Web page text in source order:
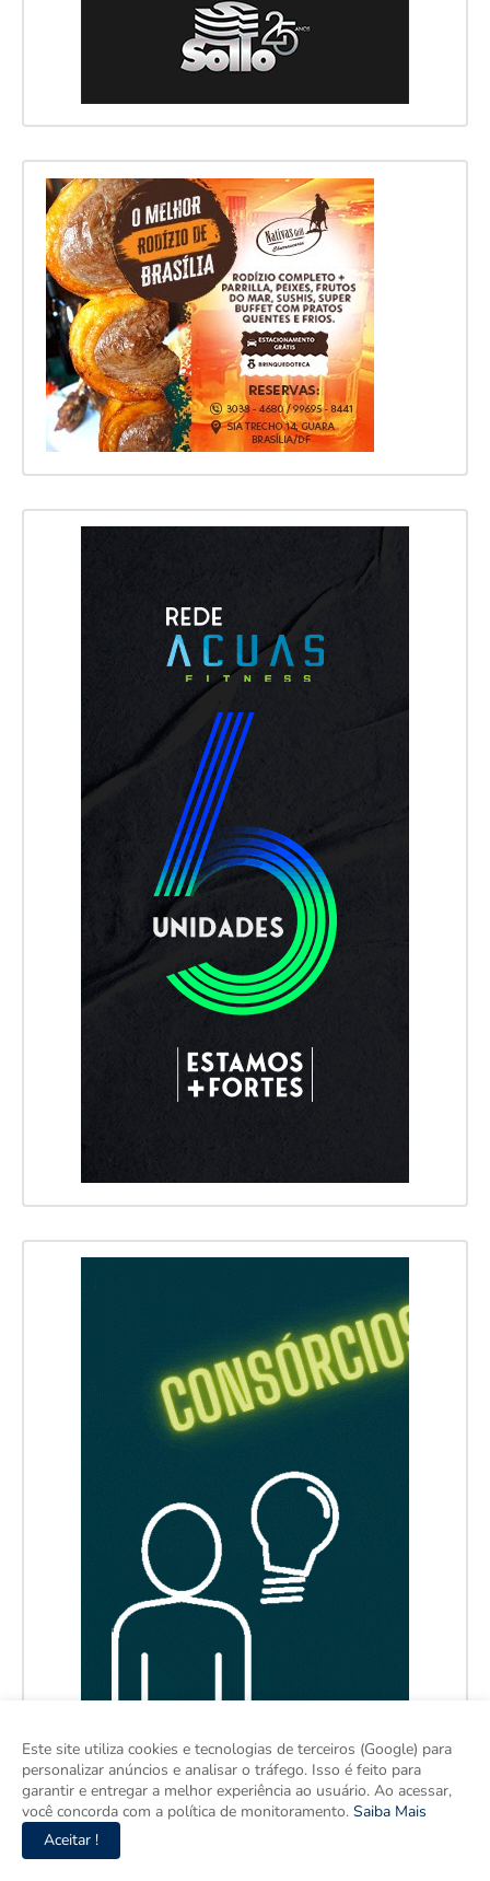
Este site utiliza cookies e tecnologias de terceiros (Google) para
personalizar anúncios e analisar o tráfego. Isso é feito para
garantir e entregar a melhor experiência ao usuário. Ao acessar,
você concorda com a política de monitoramento. Saiba Mais
Aceitar !